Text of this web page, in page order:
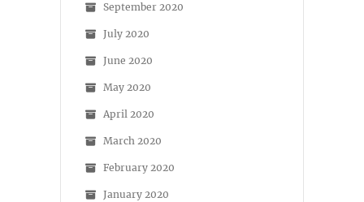
September 2020
July 2020
June 2020
May 2020
April 2020
March 2020
February 2020
January 2020